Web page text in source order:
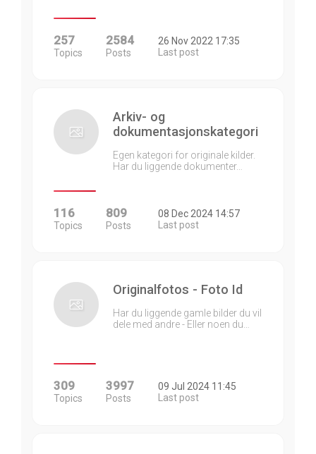
257
Topics
2584
Posts
26 Nov 2022 17:35
Last post
Arkiv- og
dokumentasjonskategori
Egen kategori for originale kilder.
Har du liggende dokumenter…
116
Topics
809
Posts
08 Dec 2024 14:57
Last post
Originalfotos - Foto Id
Har du liggende gamle bilder du vil
dele med andre - Eller noen du…
309
Topics
3997
Posts
09 Jul 2024 11:45
Last post